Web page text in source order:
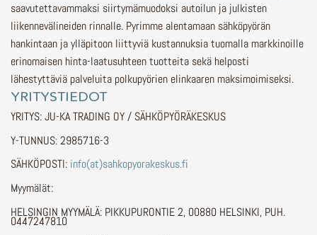
saavutettavammaksi siirtymämuodoksi autoilun ja julkisten
liikennevälineiden rinnalle. Pyrimme alentamaan sähköpyörän
hankintaan ja ylläpitoon liittyviä kustannuksia tuomalla markkinoille
erinomaisen hinta-laatusuhteen tuotteita sekä helposti
lähestyttäviä palveluita polkupyörien elinkaaren maksimoimiseksi.
YRITYSTIEDOT
YRITYS: JU-KA TRADING OY / SÄHKÖPYÖRÄKESKUS
Y-TUNNUS: 2985716-3
SÄHKÖPOSTI: info(at)sahkopyorakeskus.fi
Myymälät:
HELSINGIN MYYMÄLÄ: PIKKUPURONTIE 2, 00880 HELSINKI, PUH.
0447247810